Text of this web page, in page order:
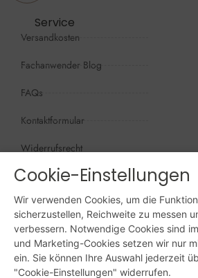
Service
Versandkosten
Fachanwender Blog
FAQs
Kontaktformular
Widerrufsrecht
Öffnungszeiten
Wir sind persönlich, für Sie da:
Mo - Do: 09:00 - 16:00 Uhr
Fr: 09:00 - 15:00 Uhr
Sa + So: geschlossen
Cookie-Einstellungen
Wir verwenden Cookies, um die
sicherzustellen, Reichweite zu messen
verbessern. Notwendige Cookies sind
und Marketing-Cookies setzen wir nur
ein. Sie können Ihre Auswahl jederzeit
"Cookie-Einstellungen" widerrufen.